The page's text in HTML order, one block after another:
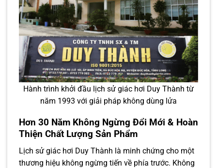
Hành trình khởi đầu lịch sử giác hơi Duy Thành từ
năm 1993 với giải pháp không dùng lửa
Hơn 30 Năm Không Ngừng Đổi Mới & Hoàn
Thiện Chất Lượng Sản Phẩm
Lịch sử giác hơi Duy Thành là minh chứng cho một
thương hiệu không ngừng tiến về phía trước. Không